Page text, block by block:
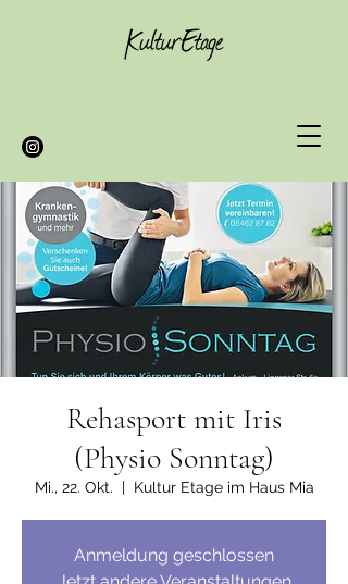
Rehasport mit Iris
(Physio Sonntag)
Mi., 22. Okt.
  |
Kultur Etage im Haus Mia
Anmeldung geschlossen